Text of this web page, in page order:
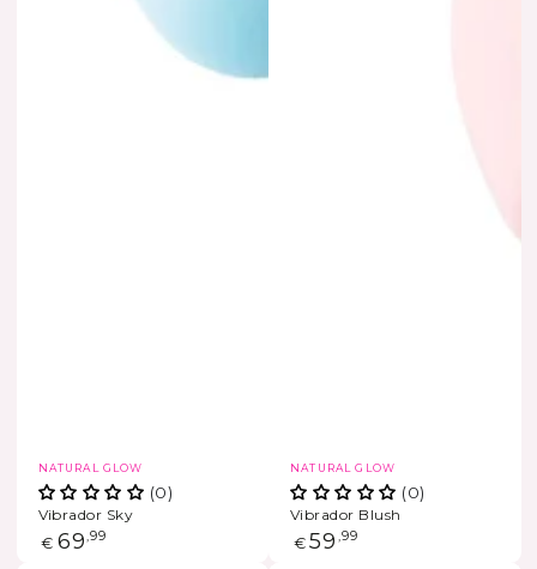
Vendedor:
NATURAL GLOW
(0)
Vibrador Sky
Precio
€ 69,99
Vendedor:
NATURAL GLOW
(0)
Vibrador Blush
Precio
€ 59 ,99